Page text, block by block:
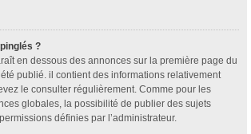
?
en dessous des annonces sur la première page du
publié. il contient des informations relativement
le consulter régulièrement. Comme pour les
globales, la possibilité de publier des sujets
définies par l’administrateur.